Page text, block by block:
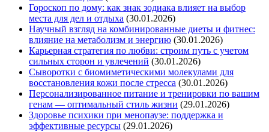
Гороскоп по дому: как знак зодиака влияет на выбор
места для дел и отдыха (30.01.2026)
Научный взгляд на комбинированные диеты и фитнес:
влияние на метаболизм и энергию (30.01.2026)
Карьерная стратегия по любви: строим путь с учетом
сильных сторон и увлечений (30.01.2026)
Сыворотки с биомиметическими молекулами для
восстановления кожи после стресса (30.01.2026)
Персонализированное питание и тренировки по вашим
генам — оптимальный стиль жизни (29.01.2026)
Здоровье психики при менопаузе: поддержка и
эффективные ресурсы (29.01.2026)